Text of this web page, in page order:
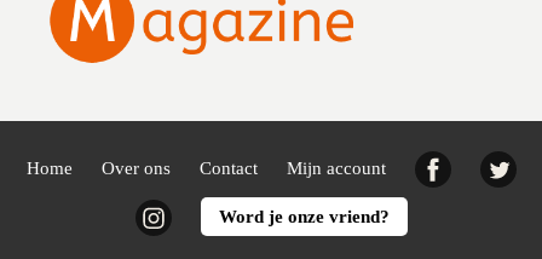
Home Over ons Contact Mijn account Facebook
InstagramWord je onze vriend?